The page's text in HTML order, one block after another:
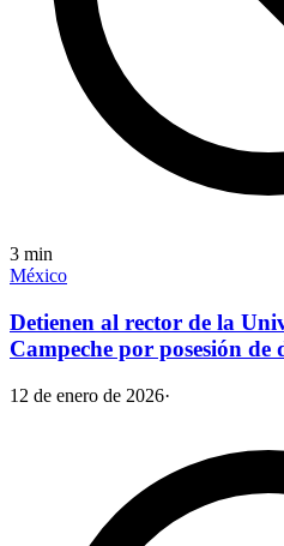
3 min
México
Detienen al rector de la
Campeche por posesión de
12 de enero de 2026·